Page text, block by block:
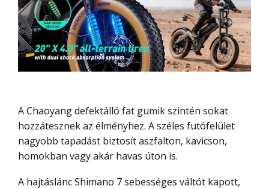
A Chaoyang defektálló fat gumik szintén sokat
hozzátesznek az élményhez. A széles futófelület
nagyobb tapadást biztosít aszfalton, kavicson,
homokban vagy akár havas úton is.
A hajtáslánc Shimano 7 sebességes váltót kapott,